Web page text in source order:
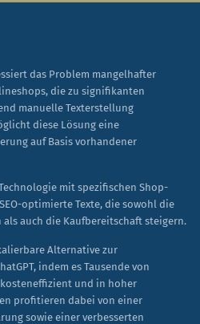
das Problem mangelhafter
die zu signifikanten
manuelle Texterstellung
diese Lösung eine
auf Basis vorhandener
mit spezifischen Shop-
optimierte Texte, die sowohl die
auch die Kaufbereitschaft steigern.
Alternative zur
indem es Tausende von
und in hoher
profitieren dabei von einer
sowie einer verbesserten